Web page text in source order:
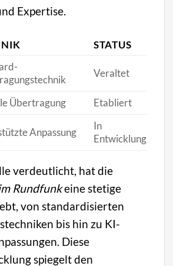
Expertise.
STATUS
Veraltet
Übertragung Etabliert
Anpassung
In
Entwicklung
verdeutlicht, hat die
Rundfunkeine stetige
von standardisierten
bis hin zu KI-
Diese
spiegelt den